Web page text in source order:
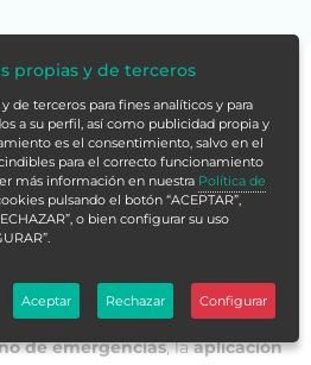
Soporte Vital Básico y
es un programa
a los estudiantes en las
para intervenir de manera
emergencias cardiovasculares.
competencias en el
de emergencias, laaplicación
propias y de terceros
de terceros para fines analíticos y para
a su perfil, así como publicidad propia y
es el consentimiento, salvo en el
para el correcto funcionamiento
más información en nuestra Política de
pulsando el botón “ACEPTAR”,
o bien configurar su uso
Aceptar Rechazar Configurar